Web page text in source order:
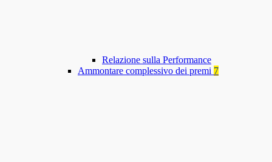
Relazione sulla Performance
Ammontare complessivo dei premi 7